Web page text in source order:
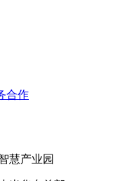
合作
慧产业园